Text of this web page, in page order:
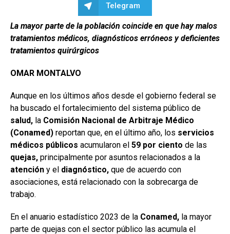
Telegram
La mayor parte de la población coincide en que hay malos
tratamientos médicos, diagnósticos erróneos y deficientes
tratamientos quirúrgicos
OMAR MONTALVO
Aunque en los últimos años desde el gobierno federal se
ha buscado el fortalecimiento del sistema público de
salud, la Comisión Nacional de Arbitraje Médico
(Conamed) reportan que, en el último año, los servicios
médicos públicos acumularon el 59 por ciento de las
quejas, principalmente por asuntos relacionados a la
atención y el diagnóstico, que de acuerdo con
asociaciones, está relacionado con la sobrecarga de
trabajo.
En el anuario estadístico 2023 de la Conamed, la mayor
parte de quejas con el sector público las acumula el